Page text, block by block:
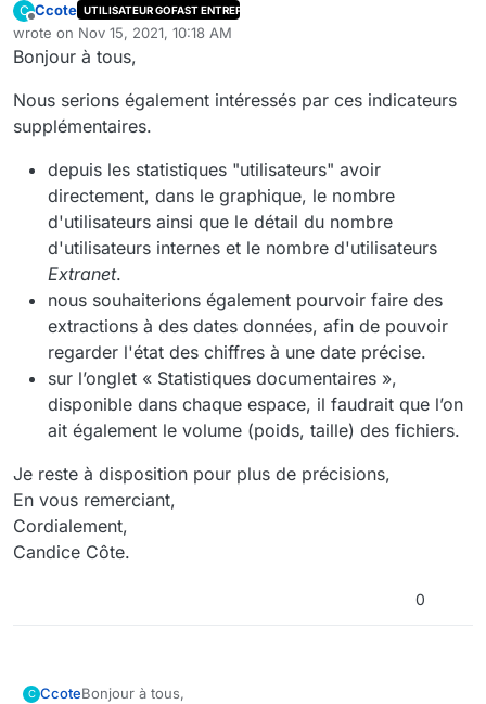
C
Offline
Ccote UTILISATEUR GOFAST ENTREPRISE
wrote on Nov 15, 2021, 10:18 AM
last edited by
Bonjour à tous,
Nous serions également intéressés par ces indicateurs
supplémentaires.
depuis les statistiques "utilisateurs" avoir
directement, dans le graphique, le nombre
d'utilisateurs ainsi que le détail du nombre
d'utilisateurs internes et le nombre d'utilisateurs
Extranet.
nous souhaiterions également pourvoir faire des
extractions à des dates données, afin de pouvoir
regarder l'état des chiffres à une date précise.
sur l’onglet « Statistiques documentaires »,
disponible dans chaque espace, il faudrait que l’on
ait également le volume (poids, taille) des fichiers.
Je reste à disposition pour plus de précisions,
En vous remerciant,
Cordialement,
Candice Côte.
0
C CcoteBonjour à tous,